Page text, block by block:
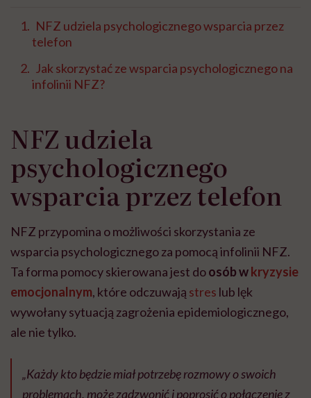
NFZ udziela psychologicznego wsparcia przez
telefon
Jak skorzystać ze wsparcia psychologicznego na
infolinii NFZ?
NFZ udziela
psychologicznego
wsparcia przez telefon
NFZ przypomina o możliwości skorzystania ze
wsparcia psychologicznego za pomocą infolinii NFZ.
Ta forma pomocy skierowana jest doosób wkryzysie
emocjonalnym, które odczuwają stres lub lęk
wywołany sytuacją zagrożenia epidemiologicznego,
ale nie tylko.
„Każdy kto będzie miał potrzebę rozmowy o swoich
problemach, może zadzwonić i poprosić o połączenie z